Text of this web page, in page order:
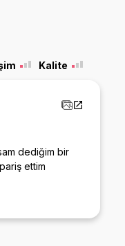
Kalite
dediğim bir
ettim